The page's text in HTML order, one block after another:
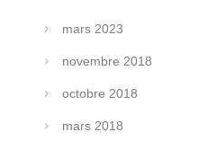
mars 2023
novembre 2018
octobre 2018
mars 2018